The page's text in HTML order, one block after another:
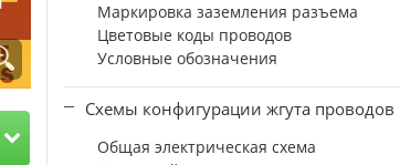
Маркировка заземления разъема
Цветовые коды проводов
Условные обозначения
Схемы конфигурации жгута проводов
Общая электрическая схема